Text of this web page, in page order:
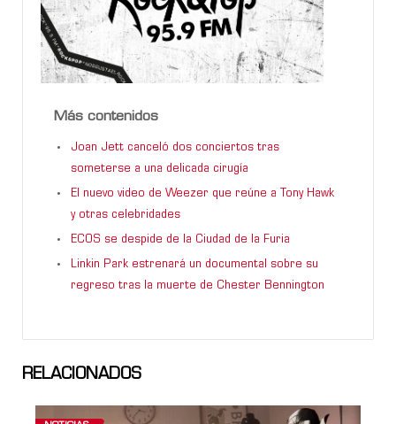
Más contenidos
Joan Jett canceló dos conciertos tras
someterse a una delicada cirugía
El nuevo video de Weezer que reúne a Tony Hawk
y otras celebridades
ECOS se despide de la Ciudad de la Furia
Linkin Park estrenará un documental sobre su
regreso tras la muerte de Chester Bennington
RELACIONADOS